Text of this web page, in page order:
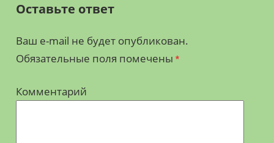
Оставьте ответ
Ваш e-mail не будет опубликован.
Обязательные поля помечены *
Комментарий